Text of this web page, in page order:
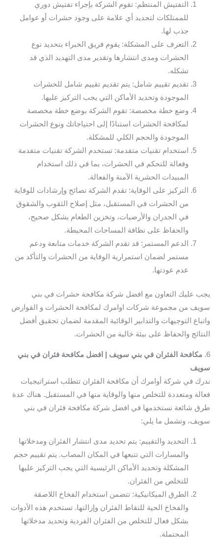
التفتيش المنتظم: تقوم الشركة بإجراء تفتيش دوري
للممتلكات لتحديد أي علامة على وجود حشرات أو عوامل
جذب لها.
التعرف على المشكلة: يقوم فريق الخبراء بتحديد نوع
الحشرات ومدى انتشارها وتقدير مدى التهديد الذي قد
تشكله.
تقديم تقييم شامل: يتم تقديم تقييم شامل للحشرات
الموجودة وتحديد الأماكن التي يجب التركيز عليها.
وضع خطة مخصصة: تقوم الشركة بوضع خطة مخصصة
لمكافحة الحشرات استنادًا إلى احتياجاتك ونوع الحشرات
الموجودة والحجم الكلي للمشكلة.
استخدام تقنيات متقدمة: تستخدم الشركة تقنيات متقدمة
وفعالة للتحكم في الحشرات، بما في ذلك استخدام
المبيدات الحشرية الآمنة والفعالة.
التركيز على الوقاية: تقدم الشركة نصائح وإرشادات للوقاية
من الحشرات في المستقبل، مثل إصلاح الثقوب والشقوق
في الجدران والأرضيات، وتخزين الطعام بشكل صحيح،
والحفاظ على نظافة المساحات المحيطة.
الدعم المستمر: قد تقدم الشركة خدمات متابعة ودعم
مستمر لضمان استمرارية الوقاية من الحشرات والتأكد من
عدم عودتها.
يجب عليك التعاون مع افضل شركة مكافحة حشرات في بني
سويف من مجموعة شركات اوامرك لمكافحة الحشرات و القوارض
واتباع التوجيهات والتدابير الوقائية المقدمة لضمان تحقيق أفضل
النتائج والحفاظ على بيئة خالية من الحشرات.
6. مكافحة الفئران في بني سويف | افضل مكافحة فئران في بني
سويف
ندرك في شركة أوامرك أن مكافحة الفئران تتطلب استراتيجيات
فعالة ومتعددة للتخلص منها والوقاية منها في المستقبل. هناك عدة
طرق شائعة نستخدمها في افضل شركة مكافحة فئران في بني
سويف، وتشمل ما يلي:
التحديد والتقييم: يتم تحديد مدى انتشار الفئران ومدخلاتها
والمسارات التي تتبعها في المكان المصاب. يتم تقييم حجم
المشكلة وتحديد الأماكن الرئيسية التي يجب التركيز عليها
للتخلص من الفئران.
الطرق الميكانيكية: تتضمن استخدام الفخاخ اللاصقة
والفخاخ الحية للتقاط الفئران وإزالتها. تستخدم هذه الأدوات
بشكل فعال للتخلص من الفئران الفردية وتحديد مدخلاتها
المحتملة.